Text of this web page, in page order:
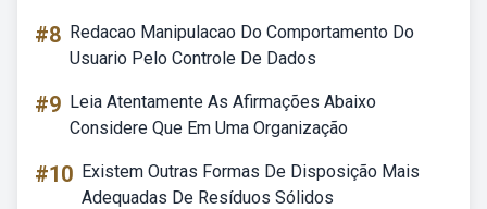
#8 Redacao Manipulacao Do Comportamento Do
Usuario Pelo Controle De Dados
#9 Leia Atentamente As Afirmações Abaixo
Considere Que Em Uma Organização
#10 Existem Outras Formas De Disposição Mais
Adequadas De Resíduos Sólidos